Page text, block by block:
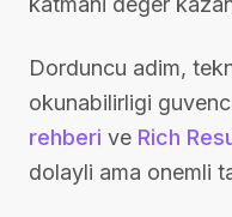
Dorduncu adim,
okunabilirligi
rehberi ve Rich
dolayli ama onemli